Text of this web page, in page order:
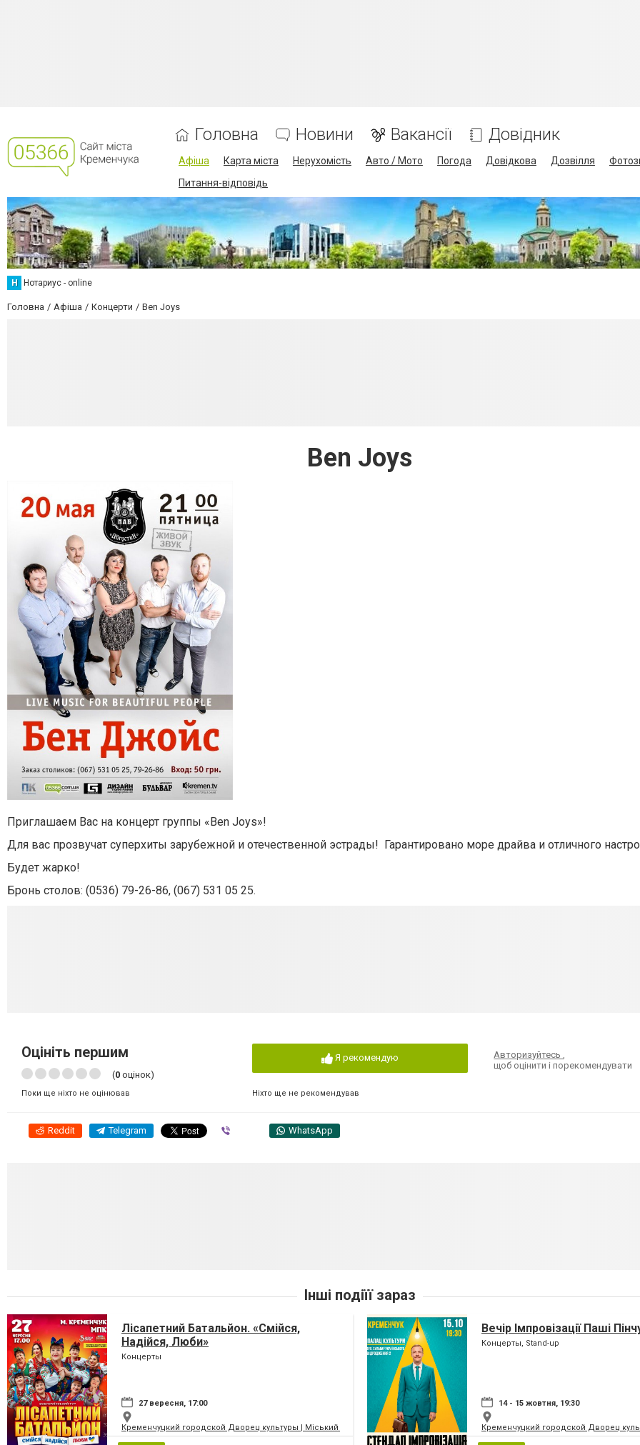
Головна Новини Вакансії Довідник
Афіша Карта міста Нерухомість Авто / Мото Погода Довідкова Дозвілля
Питання-відповідь
Н Нотариус - online
Головна Афіша Концерти Ben Joys
Ben Joys
Приглашаем Вас на концерт группы «Ben Joys»!
Для вас прозвучат суперхиты зарубежной и отечественной эстрады!
Гарантировано море драйва и отличного
Будет жарко!
Бронь столов: (0536) 79-26-86, (067) 531 05 25.
Оцініть першим
(0 оцінок)
Поки ще ніхто не оцінював
Я рекомендую
Ніхто ще не рекомендував
Авторизуйтесь,
щоб оцінити і порекомендувати
Reddit Telegram WhatsApp
Інші подіїї зараз
Лісапетний Батальйон. «Смійся,
Надійся, Люби»
Концерты
27 вересня, 17:00
Кременчуцкий городской Дворец культуры | Міський палац культури | МПК
Вечір Імпровізації Паші
Концерты, Stand-up
14 - 15 жовтня, 19:30
Кременчуцкий городской Дворец